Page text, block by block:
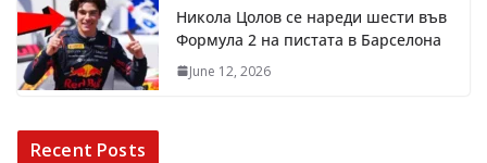
Никола Цолов се нареди шести във
Формула 2 на пистата в Барселона
June 12, 2026
Recent Posts